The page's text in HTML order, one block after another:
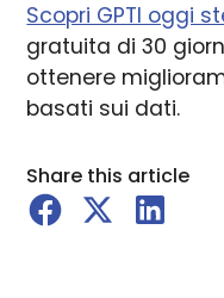
Scopri GPTI oggi
gratuita di 30
ottenere
basati sui dati.
Share this article